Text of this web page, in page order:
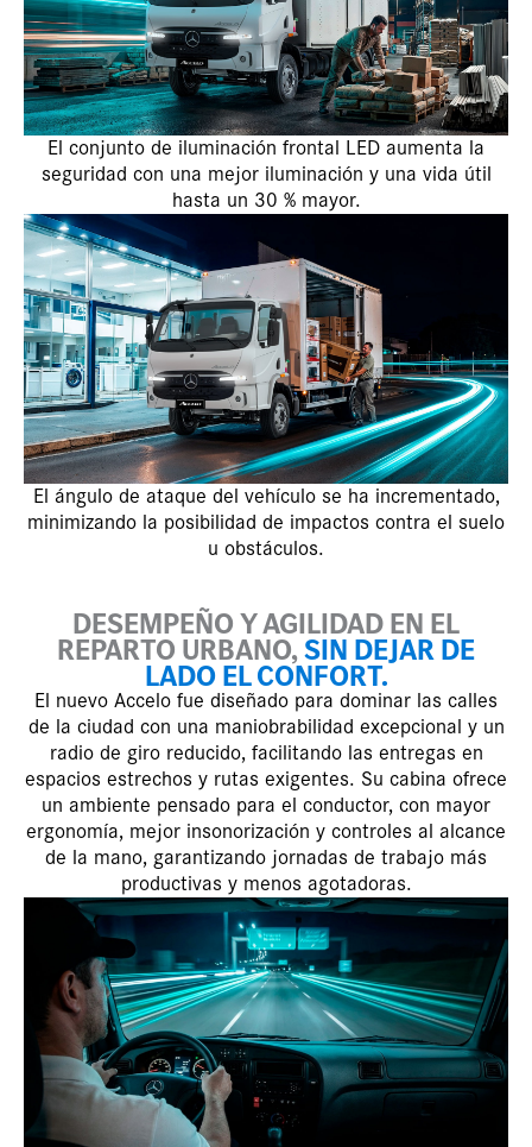
El conjunto de iluminación frontal LED aumenta la
seguridad con una mejor iluminación y una vida útil
hasta un 30 % mayor.
El ángulo de ataque del vehículo se ha incrementado,
minimizando la posibilidad de impactos contra el suelo
u obstáculos.
DESEMPEÑO Y AGILIDAD EN EL
REPARTO URBANO,SIN DEJAR DE
LADO EL CONFORT.
El nuevo Accelo fue diseñado para dominar las calles
de la ciudad con una maniobrabilidad excepcional y un
radio de giro reducido, facilitando las entregas en
espacios estrechos y rutas exigentes. Su cabina ofrece
un ambiente pensado para el conductor, con mayor
ergonomía, mejor insonorización y controles al alcance
de la mano, garantizando jornadas de trabajo más
productivas y menos agotadoras.